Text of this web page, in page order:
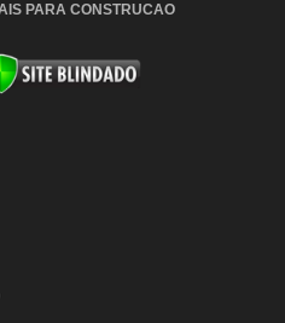
PARA CONSTRUCAO